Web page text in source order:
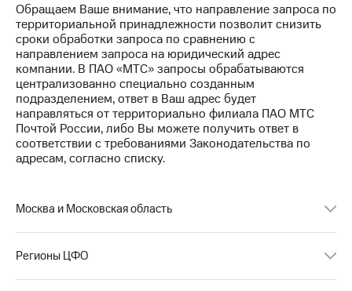
Достижения
Интервью
Финансовая
отчетность
Контакты
Новости
Корпоративное
управление
Корпоративный
Обращаем Ваше внимание, что направление запроса по
территориальной принадлежности позволит снизить
сроки обработки запроса по сравнению с
направлением запроса на юридический адрес
компании. В ПАО «МТС» запросы обрабатываются
централизованно специально созданным
подразделением, ответ в Ваш адрес будет
направляться от территориально филиала ПАО МТС
Почтой России, либо Вы можете получить ответ в
соответствии с требованиями Законодательства по
адресам, согласно списку.
Москва и Московская область
Регионы ЦФО